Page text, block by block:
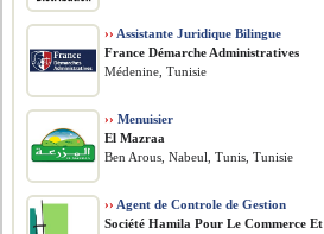
›› Assistante Juridique Bilingue
France Démarche Administratives
Médenine, Tunisie
›› Menuisier
El Mazraa
Ben Arous, Nabeul, Tunis, Tunisie
›› Agent de Controle de Gestion
Société Hamila Pour Le Commerce Et